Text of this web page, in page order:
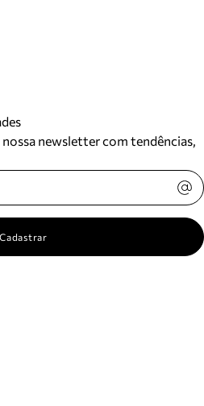
nossa newsletter com tendências,
Cadastrar